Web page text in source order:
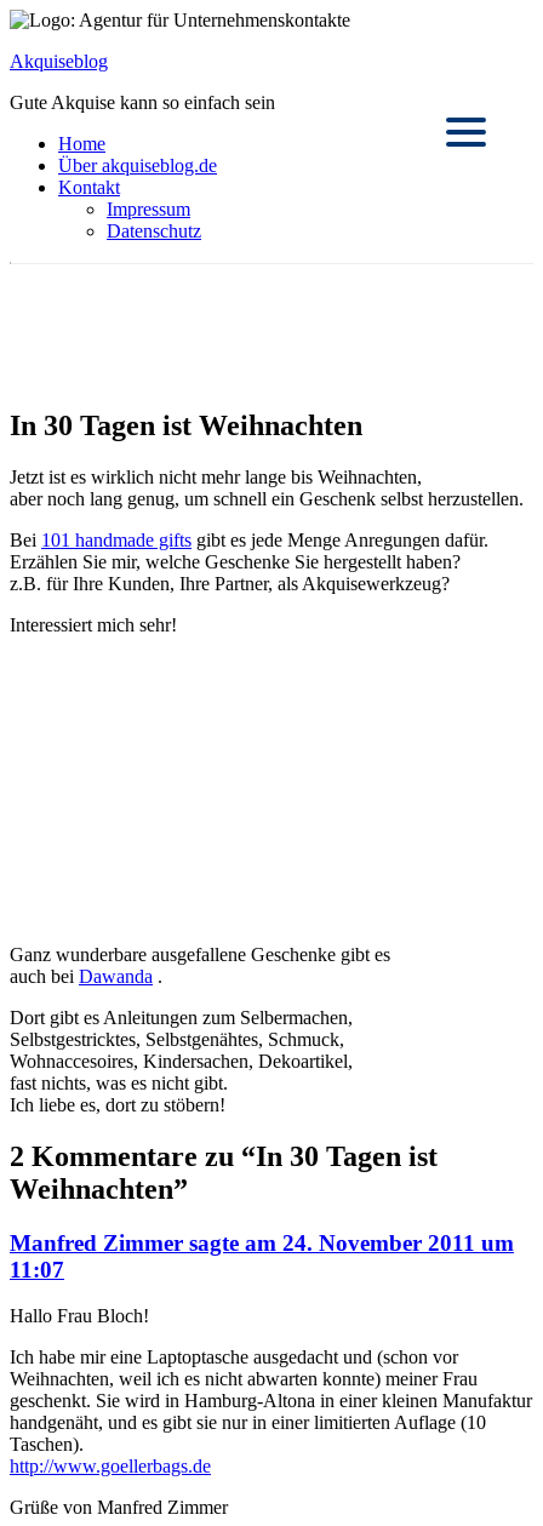
Akquiseblog
Gute Akquise kann so einfach sein
Home
Über akquiseblog.de
Kontakt
Impressum
Datenschutz
In 30 Tagen ist Weihnachten
Jetzt ist es wirklich nicht mehr lange bis Weihnachten,
aber noch lang genug, um schnell ein Geschenk selbst herzustellen.
Bei 101 handmade gifts gibt es jede Menge Anregungen dafür.
Erzählen Sie mir, welche Geschenke Sie hergestellt haben?
z.B. für Ihre Kunden, Ihre Partner, als Akquisewerkzeug?
Interessiert mich sehr!
Ganz wunderbare ausgefallene Geschenke gibt es
auch bei Dawanda .
Dort gibt es Anleitungen zum Selbermachen,
Selbstgestricktes, Selbstgenähtes, Schmuck,
Wohnaccesoires, Kindersachen, Dekoartikel,
fast nichts, was es nicht gibt.
Ich liebe es, dort zu stöbern!
2 Kommentare zu “In 30 Tagen ist
Weihnachten”
Manfred Zimmer sagte am 24. November 2011 um
11:07
Hallo Frau Bloch!
Ich habe mir eine Laptoptasche ausgedacht und (schon vor
Weihnachten, weil ich es nicht abwarten konnte) meiner Frau
geschenkt. Sie wird in Hamburg-Altona in einer kleinen Manufaktur
handgenäht, und es gibt sie nur in einer limitierten Auflage (10
Taschen).
http://www.goellerbags.de
Grüße von Manfred Zimmer